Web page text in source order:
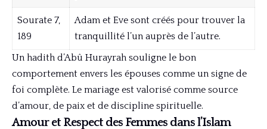
Sourate 7,
189
Adam et Eve sont créés pour trouver la
tranquillité l’un auprès de l’autre.
Un hadith d’Abû Hurayrah souligne le bon
comportement envers les épouses comme un signe de
foi complète. Le mariage est valorisé comme source
d’amour, de paix et de discipline spirituelle.
Amour et Respect des Femmes dans l’Islam